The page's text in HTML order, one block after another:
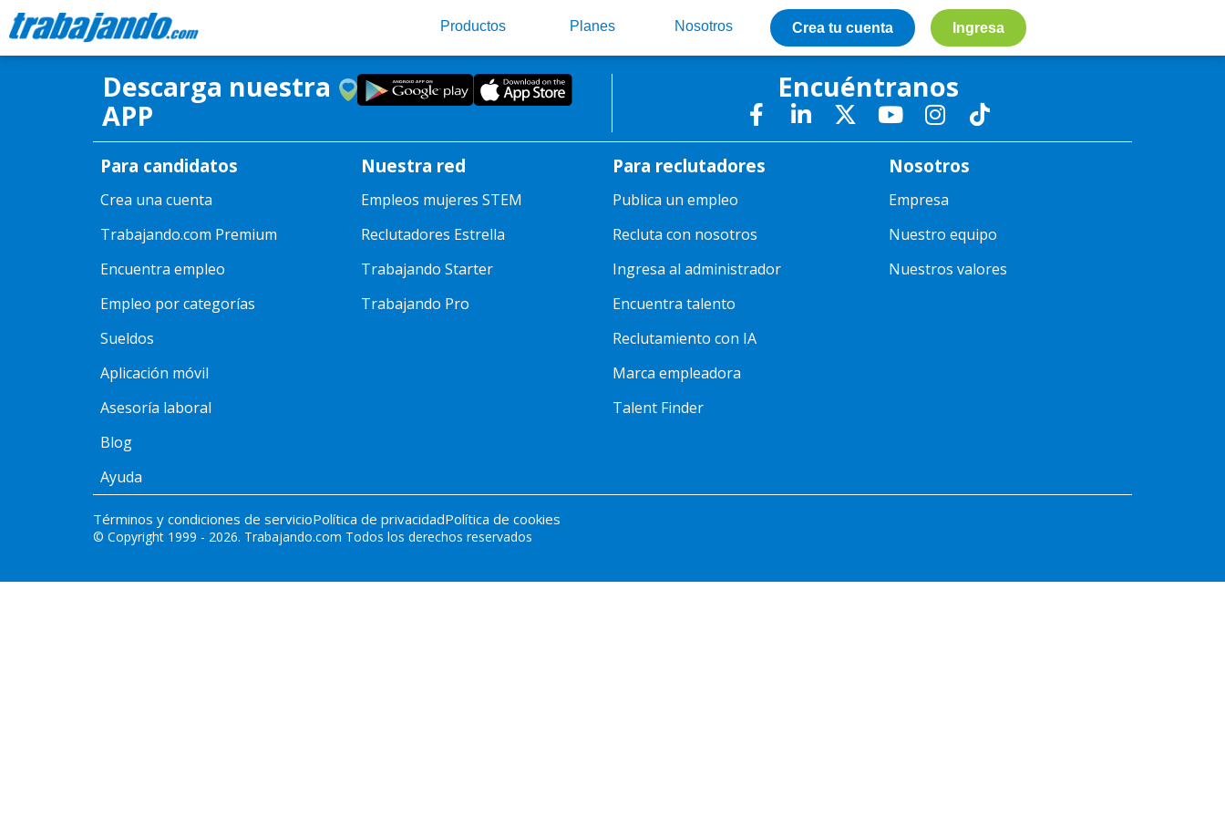
Productos Planes Nosotros Crea tu cuenta Ingresa
Categoría:sin-categoria
TEST NIVEL4
Descarga nuestra
APP
Encuéntranos
Para candidatos
Crea una cuenta
Trabajando.com Premium
Encuentra empleo
Empleo por categorías
Sueldos
Aplicación móvil
Asesoría laboral
Blog
Ayuda
Nuestra red
Empleos mujeres STEM
Reclutadores Estrella
Trabajando Starter
Trabajando Pro
Para reclutadores
Publica un empleo
Recluta con nosotros
Ingresa al administrador
Encuentra talento
Reclutamiento con IA
Marca empleadora
Talent Finder
Nosotros
Empresa
Nuestro equipo
Nuestros valores
Términos y condiciones de servicioPolítica de privacidadPolítica de cookies
© Copyright 1999 - 2026. Trabajando.com Todos los derechos reservados